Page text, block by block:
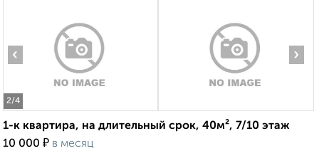
2/4
‹ ›
1-к квартира, на длительный срок, 40м², 7/10 этаж
10 000 ₽ в месяц